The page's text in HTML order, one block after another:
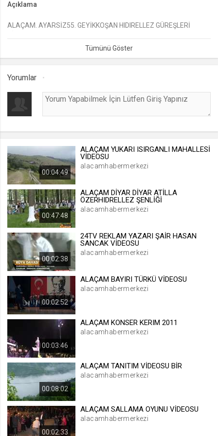
.web.tv
Seçilen dil tercihini tutmak
.web.tv
[hash]
.web.tv
Site içeriği önerme
1 yıl
voteLike*
1 ay
.web.tv
Açıklama
ALAÇAM. AYARSİZ55. GEYİKKOŞAN HIDIRELLEZ GÜREŞLERİ
Yorumlar
00:04:49
ALAÇAM YUKARI ISIRGANLI MAHALLESİ
VİDEOSU
alacamhabermerkezi
00:47:48
ALAÇAM DİYAR DİYAR ATİLLA
ÖZERHIDRELLEZ ŞENLİĞİ
alacamhabermerkezi
00:02:38
24TV REKLAM YAZARI ŞAİR HASAN
SANCAK VİDEOSU
alacamhabermerkezi
00:02:52
ALAÇAM BAYIRI TÜRKÜ VİDEOSU
alacamhabermerkezi
00:03:46
ALAÇAM KONSER KERIM 2011
alacamhabermerkezi
00:08:02
ALAÇAM TANITIM VİDEOSU BİR
alacamhabermerkezi
00:02:33
ALAÇAM SALLAMA OYUNU VİDEOSU
alacamhabermerkezi